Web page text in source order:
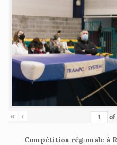
« ‹ of
Compétition régionale à